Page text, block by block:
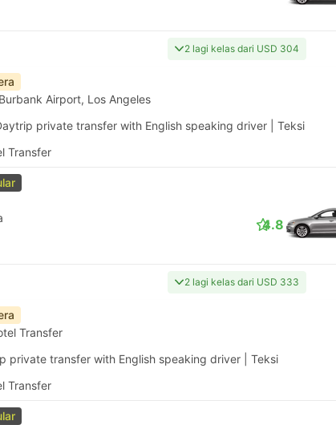
2 lagi kelas dari USD 304
Airport, Los Angeles
private transfer with English speaking driver Teksi
Transfer
4.8
2 lagi kelas dari USD 333
Transfer
private transfer with English speaking driver Teksi
Transfer